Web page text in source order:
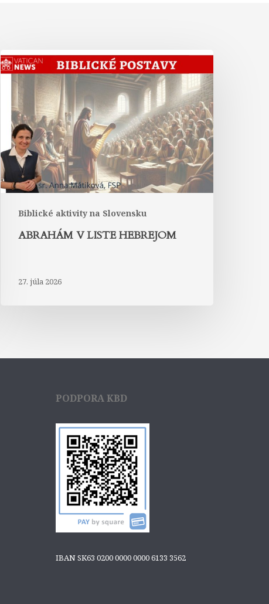
Biblické aktivity na Slovensku
Abrahám
v
Liste
Hebrejom
ABRAHÁM V LISTE HEBREJOM
27. júla 2026
PODPORA KBD
IBAN SK63 0200 0000 0000 6133 3562